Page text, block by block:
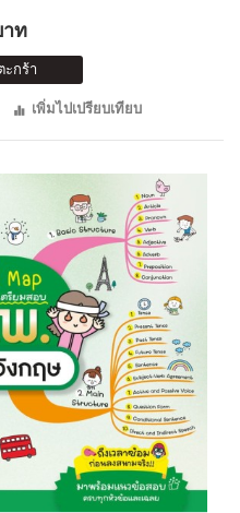
ท
กร้า
เพิ่มไปเปรียบเทียบ